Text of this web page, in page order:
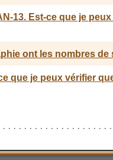
13. Est-ce que je
ont les nombres de
que je peux vérifier